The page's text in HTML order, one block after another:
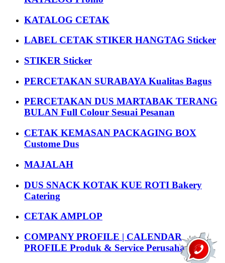
KATALOG CETAK
LABEL CETAK STIKER HANGTAG Sticker
STIKER Sticker
PERCETAKAN SURABAYA Kualitas Bagus
PERCETAKAN DUS MARTABAK TERANG
BULAN Full Colour Sesuai Pesanan
CETAK KEMASAN PACKAGING BOX
Custome Dus
MAJALAH
DUS SNACK KOTAK KUE ROTI Bakery
Catering
CETAK AMPLOP
COMPANY PROFILE | CALENDAR
PROFILE Produk & Service Perusahaan